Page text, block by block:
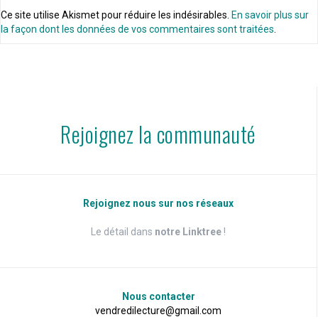
Ce site utilise Akismet pour réduire les indésirables. En savoir plus sur
la façon dont les données de vos commentaires sont traitées
Rejoignez la communauté
Rejoignez nous sur nos réseaux
Le détail dans notre Linktree !
Nous contacter
vendredilecture@gmail.com